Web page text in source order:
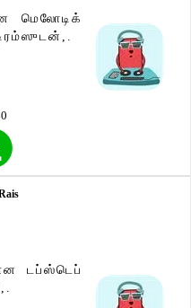
மெலோடிக்
டப்ஸ்டெப்